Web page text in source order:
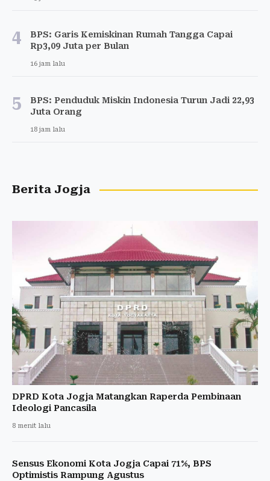
4
BPS: Garis Kemiskinan Rumah Tangga Capai
Rp3,09 Juta per Bulan
16 jam lalu
5
BPS: Penduduk Miskin Indonesia Turun Jadi 22,93
Juta Orang
18 jam lalu
Berita Jogja
DPRD Kota Jogja Matangkan Raperda Pembinaan
Ideologi Pancasila
8 menit lalu
Sensus Ekonomi Kota Jogja Capai 71%, BPS
Optimistis Rampung Agustus